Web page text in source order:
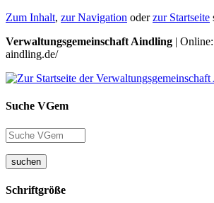
Zum Inhalt, zur Navigation oderzur Startseite
Verwaltungsgemeinschaft Aindling |
aindling.de/
Suche VGem
suchen
Schriftgröße